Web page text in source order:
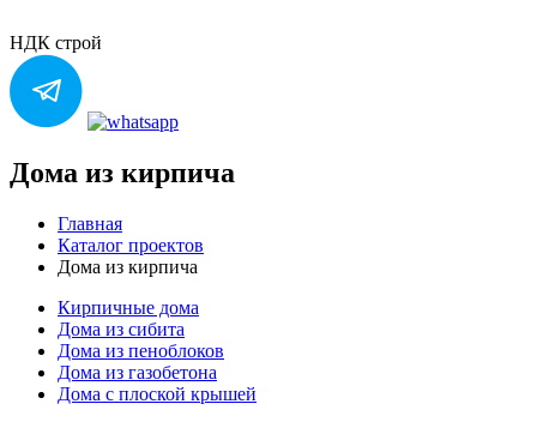
НДК строй
Дома из кирпича
Главная
Каталог проектов
Дома из кирпича
Кирпичные дома
Дома из сибита
Дома из пеноблоков
Дома из газобетона
Дома с плоской крышей